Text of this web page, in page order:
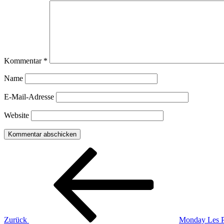
Kommentar *
Name
E-Mail-Adresse
Website
Beitragsnavigation
Zurück Monday Les